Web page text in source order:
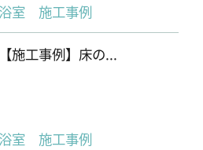
浴室 施工事例
【施工事例】床の...
浴室 施工事例